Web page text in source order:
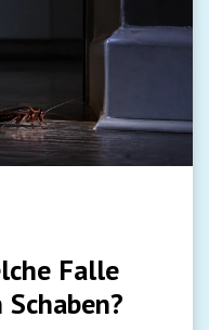
Falle